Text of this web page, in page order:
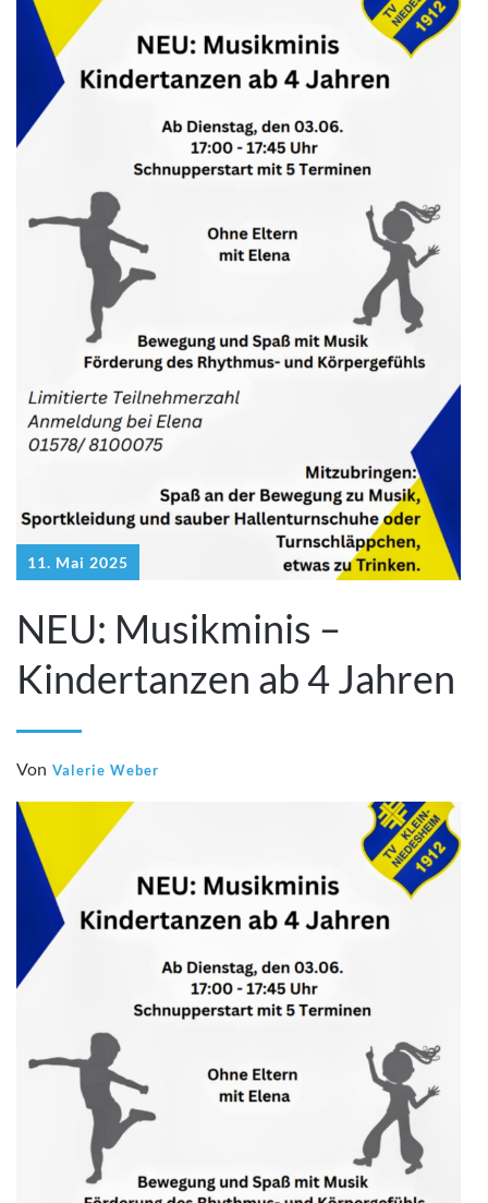
11. Mai 2025
NEU: Musikminis –
Kindertanzen ab 4 Jahren
Von Valerie Weber